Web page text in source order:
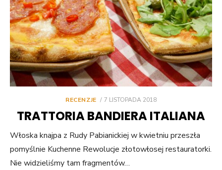
RECENZJE
POSTED
7 LISTOPADA 2018
TRATTORIA BANDIERA ITALIANA
Włoska knajpa z Rudy Pabianickiej w kwietniu przeszła
pomyślnie Kuchenne Rewolucje złotowłosej restauratorki.
Nie widzieliśmy tam fragmentów…